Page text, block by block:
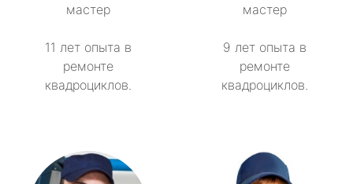
мастер
11 лет опыта в
ремонте
квадроциклов.
мастер
9 лет опыта в
ремонте
квадроциклов.